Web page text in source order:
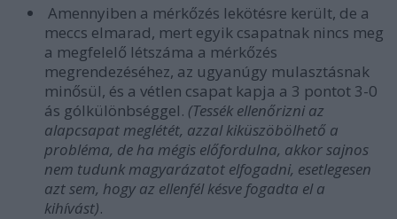
Amennyiben a mérkőzés lekötésre került, de a
meccs elmarad, mert egyik csapatnak nincs meg
a megfelelő létszáma a mérkőzés
megrendezéséhez, az ugyanúgy mulasztásnak
minősül, és a vétlen csapat kapja a 3 pontot 3-0
ás gólkülönbséggel. (Tessék ellenőrizni az
alapcsapat meglétét, azzal kiküszöbölhető a
probléma, de ha mégis előfordulna, akkor sajnos
nem tudunk magyarázatot elfogadni, esetlegesen
azt sem, hogy az ellenfél késve fogadta el a
kihívást).